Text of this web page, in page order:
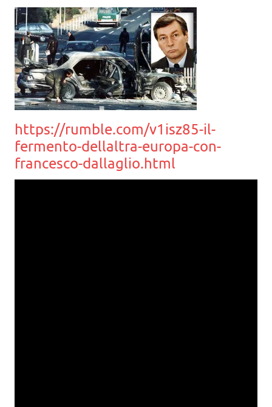
https://rumble.com/v1isz85-il-
fermento-dellaltra-europa-con-
francesco-dallaglio.html